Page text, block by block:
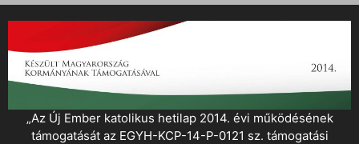
„Az Új Ember katolikus hetilap 2014. évi működésének
támogatását az EGYH-KCP-14-P-0121 sz. támogatási